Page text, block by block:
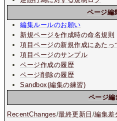
ページ編
編集ルールのお願い
新規ページを作成時の命名規則
項目ページの新規作成にあたっ
項目ページのサンプル
ページ作成の履歴
ページ削除の履歴
Sandbox(編集の練習)
ページ編
RecentChanges/最終更新日 /編集差